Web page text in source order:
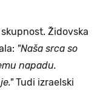
Židovska
"Naša srca so
napadu.
Tudi izraelski